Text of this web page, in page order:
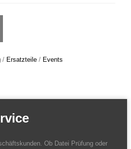
/ Ersatzteile / Events
Ob Datei Prüfung oder